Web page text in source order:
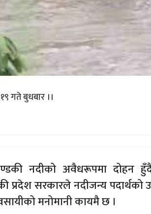
गते बुधबार ।।
नदीको अवैधरूपमा
सरकारले नदीजन्य पदार्थको
मनोमानी कायमै छ ।